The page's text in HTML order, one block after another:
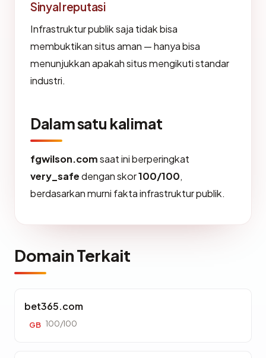
Sinyal reputasi
Infrastruktur publik saja tidak bisa
membuktikan situs aman — hanya bisa
menunjukkan apakah situs mengikuti standar
industri.
Dalam satu kalimat
fgwilson.comsaat ini berperingkat
very_safedengan skor100/100,
berdasarkan murni fakta infrastruktur publik.
Domain Terkait
bet365.com
GB 100/100